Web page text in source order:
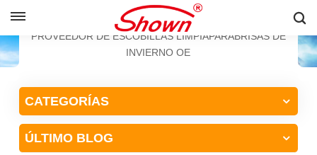
HOGAR
PROVEEDOR DE ESCOBILLAS LIMPIAPARABRISAS DE
INVIERNO OE
CATEGORÍAS
ÚLTIMO BLOG